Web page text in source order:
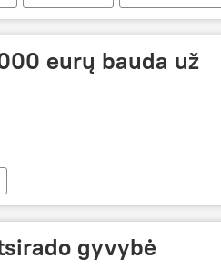
eurų bauda už
gyvybė